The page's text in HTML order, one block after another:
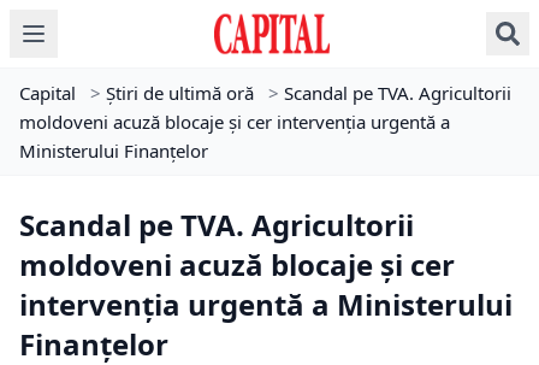
Capital > Știri de ultimă oră > Scandal pe TVA. Agricultorii
moldoveni acuză blocaje și cer intervenția urgentă a
Ministerului Finanțelor
Scandal pe TVA. Agricultorii
moldoveni acuză blocaje și cer
intervenția urgentă a Ministerului
Finanțelor